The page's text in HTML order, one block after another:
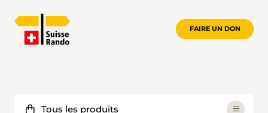
FAIRE UN DON